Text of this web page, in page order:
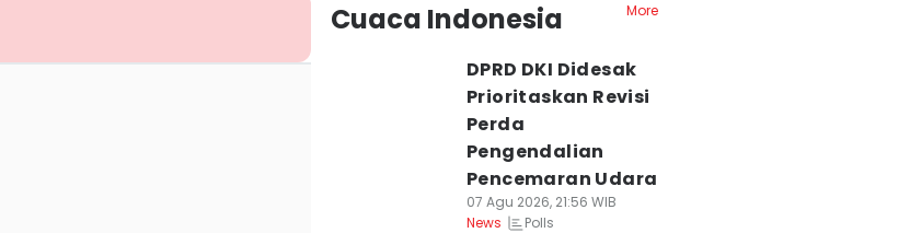
Cuaca Indonesia
More
DPRD DKI Didesak
Prioritaskan Revisi
Perda
Pengendalian
Pencemaran Udara
07 Agu 2026, 21:56 WIB
News
Polls